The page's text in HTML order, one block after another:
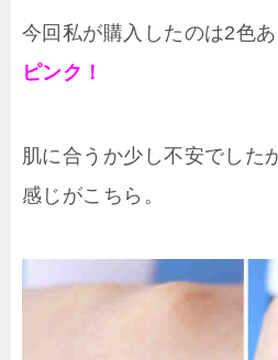
今回私が購入したのは2色
ピンク！
肌に合うか少し不安でした
感じがこちら。